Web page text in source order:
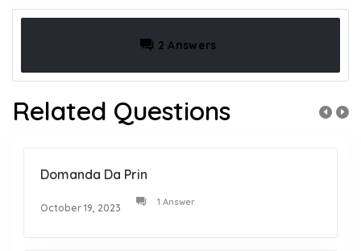
2 Answers
Related Questions
Domanda Da Prin
October 19, 2023 1 Answer